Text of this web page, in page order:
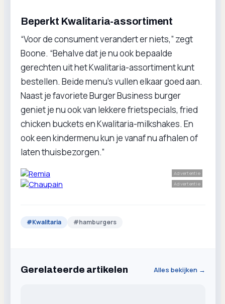
Beperkt Kwalitaria-assortiment
“Voor de consument verandert er niets,” zegt
Boone. “Behalve dat je nu ook bepaalde
gerechten uit het Kwalitaria-assortiment kunt
bestellen. Beide menu’s vullen elkaar goed aan.
Naast je favoriete Burger Business burger
geniet je nu ook van lekkere frietspecials, fried
chicken buckets en Kwalitaria-milkshakes. En
ook een kindermenu kun je vanaf nu afhalen of
laten thuisbezorgen.”
Advertentie
Advertentie
#Kwalitaria #hamburgers
Gerelateerde artikelen Alles bekijken →